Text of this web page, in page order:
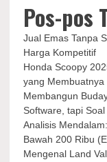
Pos-pos
Jual Emas Tanpa
Harga Kompetitif
Honda Scoopy
yang
Membangun
Software, tapi
Analisis
Bawah 200 Ribu
Mengenal Land